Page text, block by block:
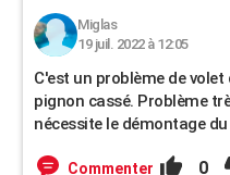
Miglas
19 juil. 2022 à 12:05
C'est un problème de
pignon cassé. Problème
nécessite le démontage
Commenter 0